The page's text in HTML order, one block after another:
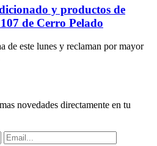
y productos de
de Cerro Pelado
de este lunes y reclaman por mayor
novedades directamente en tu